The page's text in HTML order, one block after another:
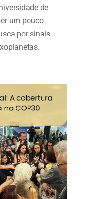
de
um pouco
por sinais